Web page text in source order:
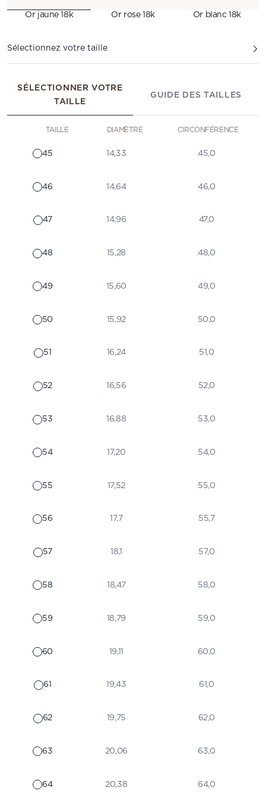
Or jaune 18k Or rose 18k Or blanc 18k
Sélectionnez votre taille
SÉLECTIONNER VOTRE
TAILLE
GUIDE DES TAILLES
TAILLE DIAMÈTRE CIRCONFÉRENCE
45 14,33 45,0
46 14,64 46,0
47 14,96 47,0
48 15,28 48,0
49 15,60 49,0
50 15,92 50,0
51 16,24 51,0
52 16,56 52,0
53 16,88 53,0
54 17,20 54,0
55 17,52 55,0
56 17,7 55,7
57 18,1 57,0
58 18,47 58,0
59 18,79 59,0
60 19,11 60,0
61 19,43 61,0
62 19,75 62,0
63 20,06 63,0
64 20,38 64,0